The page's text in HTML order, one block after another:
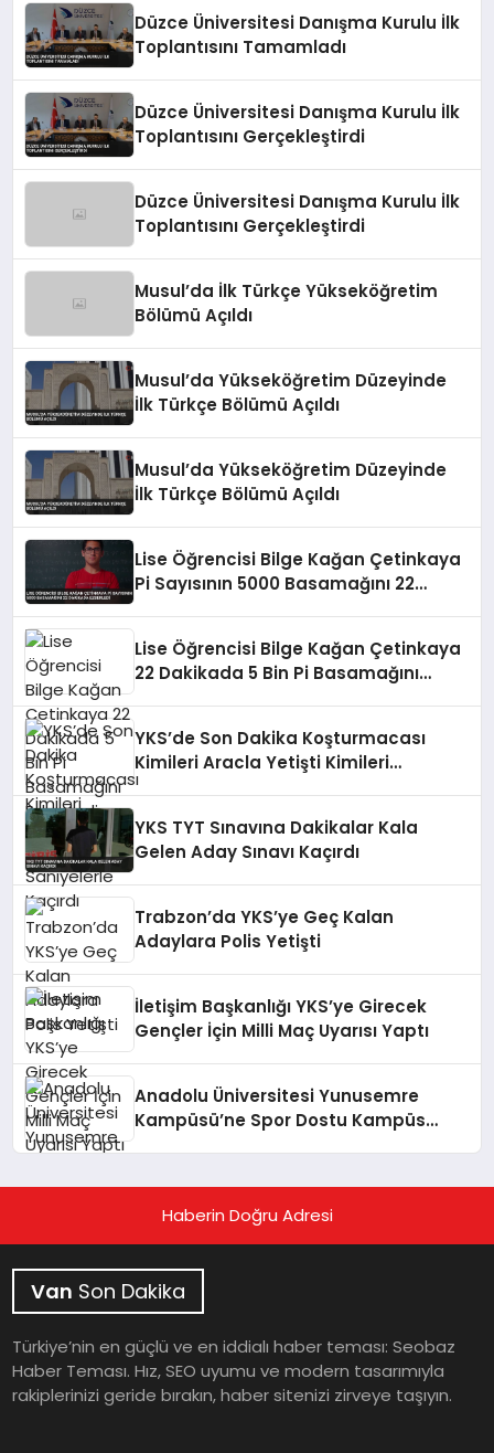
Düzce Üniversitesi Danışma Kurulu İlk
Toplantısını Tamamladı
Düzce Üniversitesi Danışma Kurulu İlk
Toplantısını Gerçekleştirdi
Düzce Üniversitesi Danışma Kurulu İlk
Toplantısını Gerçekleştirdi
Musul’da İlk Türkçe Yükseköğretim
Bölümü Açıldı
Musul’da Yükseköğretim Düzeyinde
İlk Türkçe Bölümü Açıldı
Musul’da Yükseköğretim Düzeyinde
İlk Türkçe Bölümü Açıldı
Lise Öğrencisi Bilge Kağan Çetinkaya
Pi Sayısının 5000 Basamağını 22
Lise Öğrencisi Bilge Kağan Çetinkaya
22 Dakikada 5 Bin Pi Basamağını
YKS’de Son Dakika Koşturmacası
Kimileri Aracla Yetişti Kimileri
Saniyelerle Kaçırdı
YKS TYT Sınavına Dakikalar Kala
Gelen Aday Sınavı Kaçırdı
Trabzon’da YKS’ye Geç Kalan
Adaylara Polis Yetişti
İletişim Başkanlığı YKS’ye Girecek
Gençler İçin Milli Maç Uyarısı Yaptı
Anadolu Üniversitesi Yunusemre
Kampüsü’ne Spor Dostu Kampüs
Haberin Doğru Adresi
Van Son Dakika
Türkiye’nin en güçlü ve en iddialı haber teması: Seobaz
Haber Teması. Hız, SEO uyumu ve modern tasarımıyla
rakiplerinizi geride bırakın, haber sitenizi zirveye taşıyın.